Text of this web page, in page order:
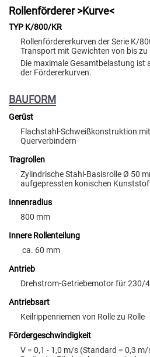
Rollenförderer >Kurve<
TYP K/800/KR
Rollenfördererkurven der Serie K/
Transport mit Gewichten von bis
Die maximale Gesamtbelastung ist
der Fördererkurven.
BAUFORM
Gerüst
Flachstahl-Schweißkonstruktion
Querverbindern
Tragrollen
Zylindrische Stahl-Basisrolle Ø 50
aufgepressten konischen
Innenradius
800 mm
Innere Rollenteilung
ca. 60 mm
Antrieb
Drehstrom-Getriebemotor für 230/
Antriebsart
Keilrippenriemen von Rolle zu Rolle
Fördergeschwindigkeit
V = 0,1 - 1,0 m/s (Standard = 0,3